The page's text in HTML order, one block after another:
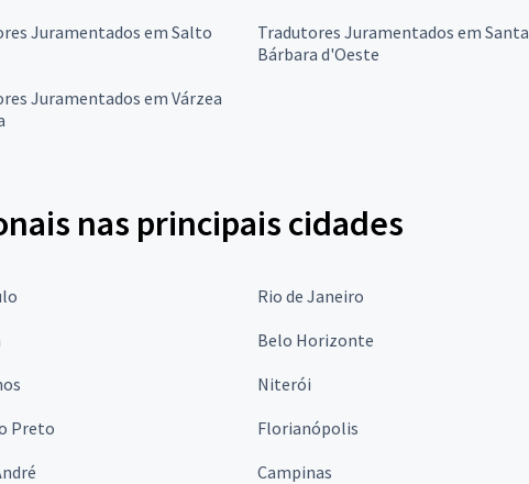
Juramentados em Salto
Tradutores Juramentados em Santa
Bárbara d'Oeste
Juramentados em Várzea
nas principais cidades
Rio de Janeiro
Belo Horizonte
Niterói
Preto Florianópolis
Campinas